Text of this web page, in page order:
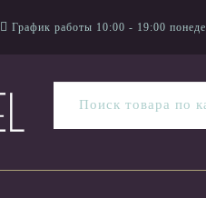
График работы 10:00 - 19:00